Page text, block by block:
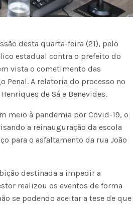
desta quarta-feira (21), pelo
estadual contra o prefeito do
vista o cometimento das
A relatoria do processo nº
de Sá e Benevides.
meio à pandemia por Covid-19, o
a reinauguração da escola
para o asfaltamento da rua João
destinada a impedir a
realizou os eventos de forma
se podendo aceitar a tese de que